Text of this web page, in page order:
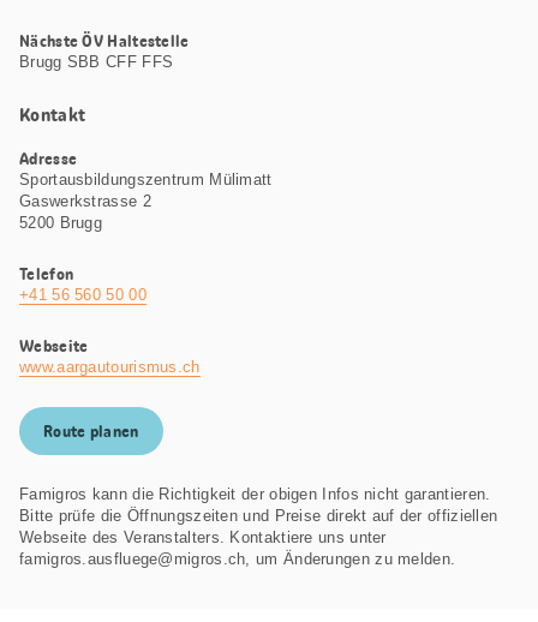
Nächste ÖV Haltestelle
Brugg SBB CFF FFS
Kontakt
Adresse
Sportausbildungszentrum Mülimatt
Gaswerkstrasse 2
5200 Brugg
Telefon
+41 56 560 50 00
Webseite
www.aargautourismus.ch
Route planen
Famigros kann die Richtigkeit der obigen Infos nicht garantieren.
Bitte prüfe die Öffnungszeiten und Preise direkt auf der offiziellen
Webseite des Veranstalters. Kontaktiere uns unter
famigros.ausfluege@migros.ch, um Änderungen zu melden.